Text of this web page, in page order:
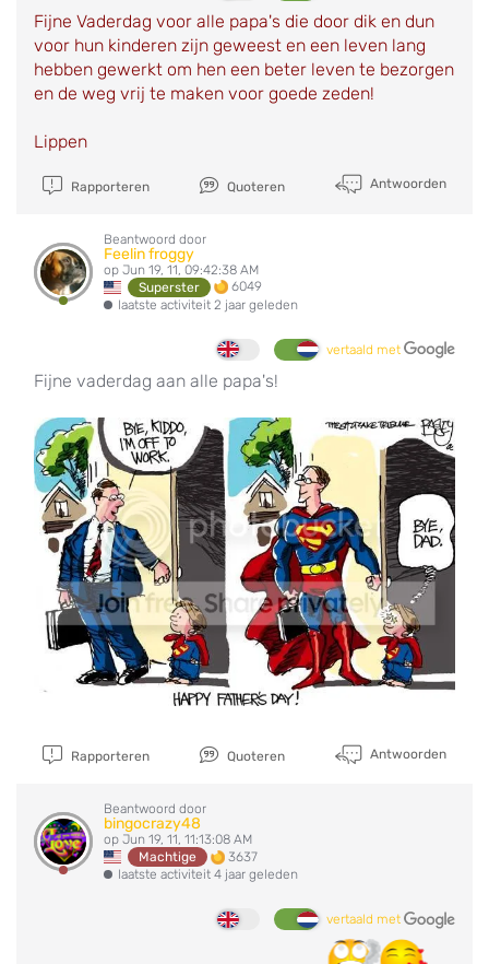
Fijne Vaderdag voor alle papa's die door dik en dun
voor hun kinderen zijn geweest en een leven lang
hebben gewerkt om hen een beter leven te bezorgen
en de weg vrij te maken voor goede zeden!
Lippen
Rapporteren Quoteren Antwoorden
Beantwoord door
Feelin froggy
op Jun 19, 11, 09:42:38 AM
Superster
6049
laatste activiteit 2 jaar geleden
vertaald met
Fijne vaderdag aan alle papa's!
Rapporteren Quoteren Antwoorden
Beantwoord door
bingocrazy48
op Jun 19, 11, 11:13:08 AM
Machtige
3637
laatste activiteit 4 jaar geleden
vertaald met